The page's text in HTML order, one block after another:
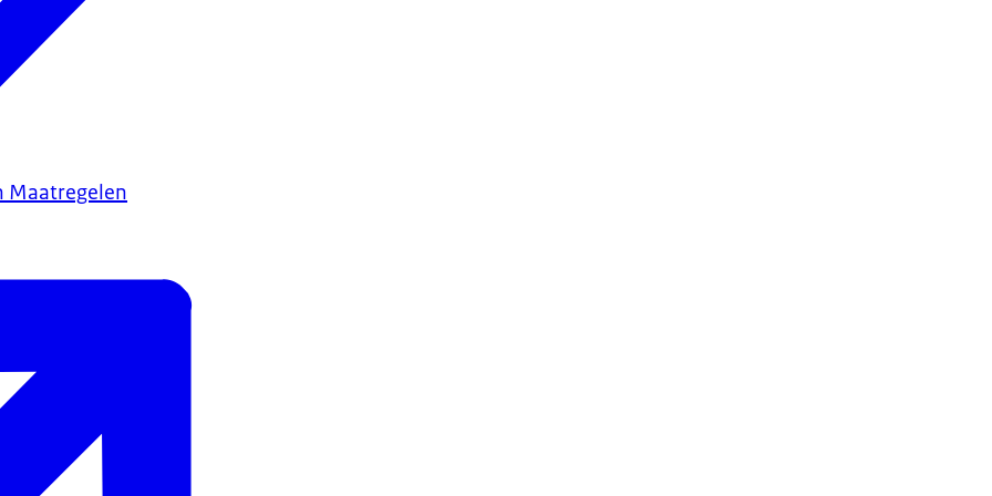
Maatregelen